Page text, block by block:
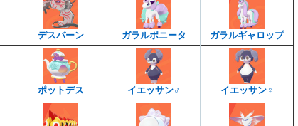
デスバーン ガラルポニータ ガラルギャロップ
ポットデス イエッサン♂ イエッサン♀